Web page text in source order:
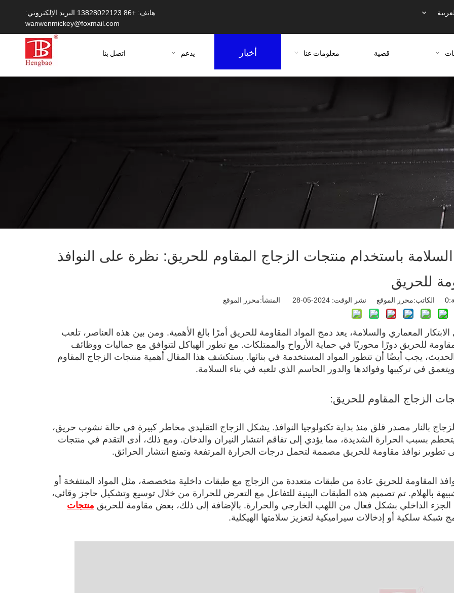
هاتف: +86 13828022123 البريد الإلكتروني:
wanwenmickey@foxmail.com
قضية معلومات عنا أخبار يدعم اتصل بنا
السلامة باستخدام منتجات الزجاج المقاوم للحريق: نظرة على النوافذ
للحريق
0 الكاتب:محرر الموقع نشر الوقت: 2024-05-28 المنشأ: محرر الموقع
المعماري والسلامة، يعد دمج المواد المقاومة للحريق أمرًا بالغ الأهمية. ومن بين هذه العناصر، تلعب
للحريق دورًا محوريًا في حماية الأرواح والممتلكات. مع تطور الهياكل لتتوافق مع جماليات ووظائف
يجب أيضًا أن تتطور المواد المستخدمة في بنائها. يستكشف هذا المقال أهمية منتجات الزجاج المقاوم
في تركيبها وفوائدها والدور الحاسم الذي تلعبه في بناء السلامة.
الزجاج المقاوم للحريق:
بالنار مصدر قلق منذ بداية تكنولوجيا النوافذ. يشكل الزجاج التقليدي مخاطر كبيرة في حالة نشوب حريق،
يتحطم بسبب الحرارة الشديدة، مما يؤدي إلى تفاقم انتشار النيران والدخان. ومع ذلك، أدى التقدم في منتجات
تطوير نوافذ مقاومة للحريق مصممة لتحمل درجات الحرارة المرتفعة وتمنع انتشار الحرائق.
المقاومة للحريق عادة من طبقات متعددة من الزجاج مع طبقات داخلية متخصصة، مثل المواد المنتفخة أو
بالهلام. تم تصميم هذه الطبقات البينية للتفاعل مع التعرض للحرارة من خلال توسيع وتشكيل حاجز وقائي،
الجزء الداخلي بشكل فعال من اللهب الخارجي والحرارة. بالإضافة إلى ذلك، بعض مقاومة للحريق منتجات
شبكة سلكية أو إدخالات سيراميكية لتعزيز سلامتها الهيكلية.